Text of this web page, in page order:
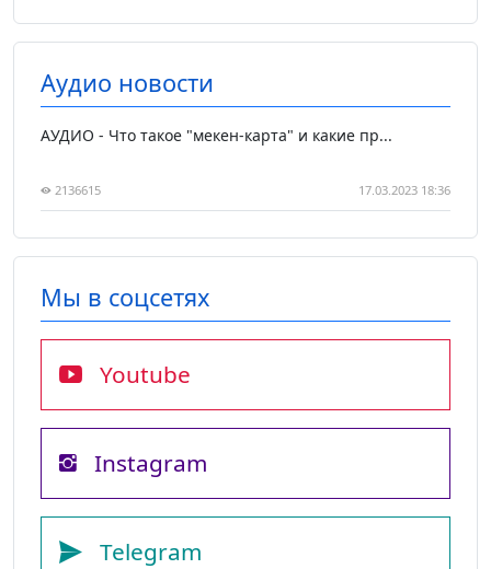
Аудио новости
АУДИО - Что такое "мекен-карта" и какие пр...
2136615 17.03.2023 18:36
Мы в соцсетях
Youtube
Instagram
Telegram